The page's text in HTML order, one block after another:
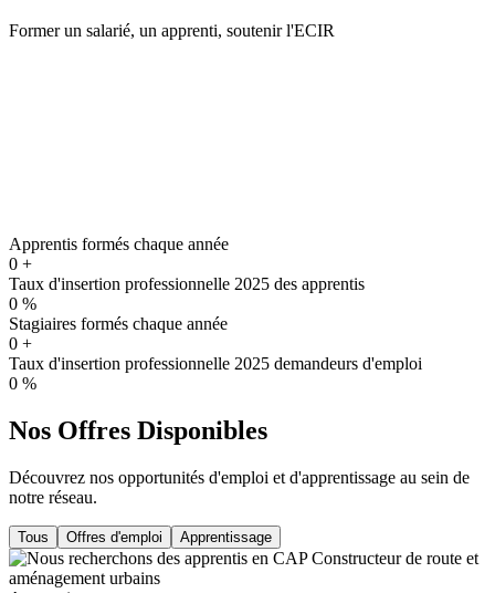
Former un salarié, un apprenti, soutenir l'ECIR
Apprentis formés chaque année
0 +
Taux d'insertion professionnelle 2025 des apprentis
0 %
Stagiaires formés chaque année
0 +
Taux d'insertion professionnelle 2025 demandeurs d'emploi
0 %
Nos Offres Disponibles
Découvrez nos opportunités d'emploi et d'apprentissage au sein de
notre réseau.
Tous Offres d'emploi Apprentissage